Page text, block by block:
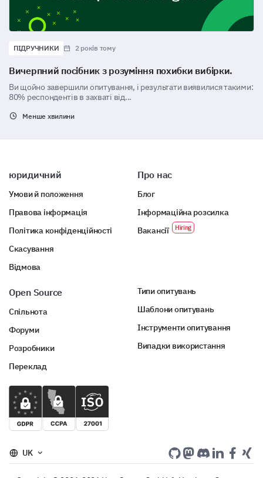
ПІДРУЧНИКИ 2 років тому
Вичерпний посібник з розуміння похибки вибірки.
Ви щойно завершили опитування, і результати виявилися такими:
80% респондентів в захваті від...
Менше хвилини
юридичний
Умови й положення
Правова інформація
Політика конфіденційності
Скасування
Відмова
Про нас
Блог
Інформаційна розсилка
Вакансії
Open Source
Спільнота
Форуми
Розробники
Переклад
Типи опитувань
Шаблони опитувань
Інструменти опитування
Випадки використання
UK